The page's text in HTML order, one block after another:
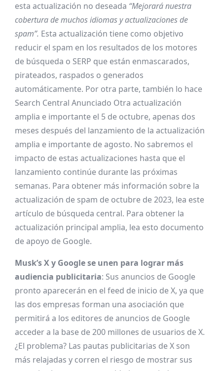
esta actualización no deseada “Mejorará nuestra
cobertura de muchos idiomas y actualizaciones de
spam”. Esta actualización tiene como objetivo
reducir el spam en los resultados de los motores
de búsqueda o SERP que están enmascarados,
pirateados, raspados o generados
automáticamente. Por otra parte, también lo hace
Search Central Anunciado Otra actualización
amplia e importante el 5 de octubre, apenas dos
meses después del lanzamiento de la actualización
amplia e importante de agosto. No sabremos el
impacto de estas actualizaciones hasta que el
lanzamiento continúe durante las próximas
semanas. Para obtener más información sobre la
actualización de spam de octubre de 2023, lea este
artículo de búsqueda central. Para obtener la
actualización principal amplia, lea esto documento
de apoyo de Google.
Musk’s X y Google se unen para lograr más
audiencia publicitaria: Sus anuncios de Google
pronto aparecerán en el feed de inicio de X, ya que
las dos empresas forman una asociación que
permitirá a los editores de anuncios de Google
acceder a la base de 200 millones de usuarios de X.
¿El problema? Las pautas publicitarias de X son
más relajadas y corren el riesgo de mostrar sus